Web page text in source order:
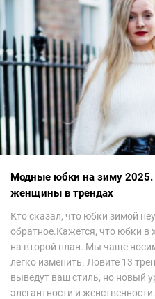
Модные юбки на зиму 2025.
женщины в трендах
Кто сказал, что юбки зимой
обратное.Кажется, что юбки в
на второй план. Мы чаще
легко изменить. Ловите 13
выведут ваш стиль, но новый
элегантности и женственности.